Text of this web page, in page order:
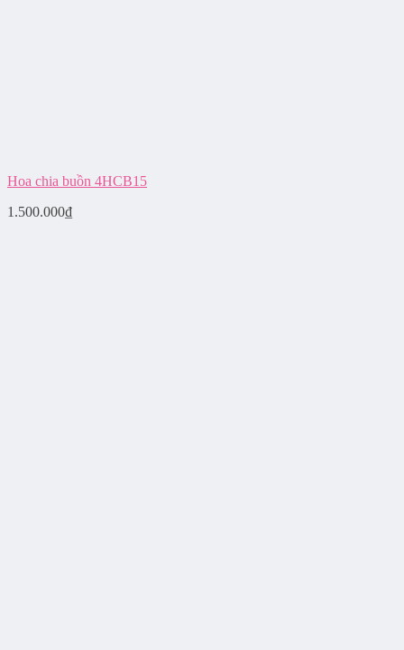
Hoa chia buồn 4HCB15
1.500.000₫